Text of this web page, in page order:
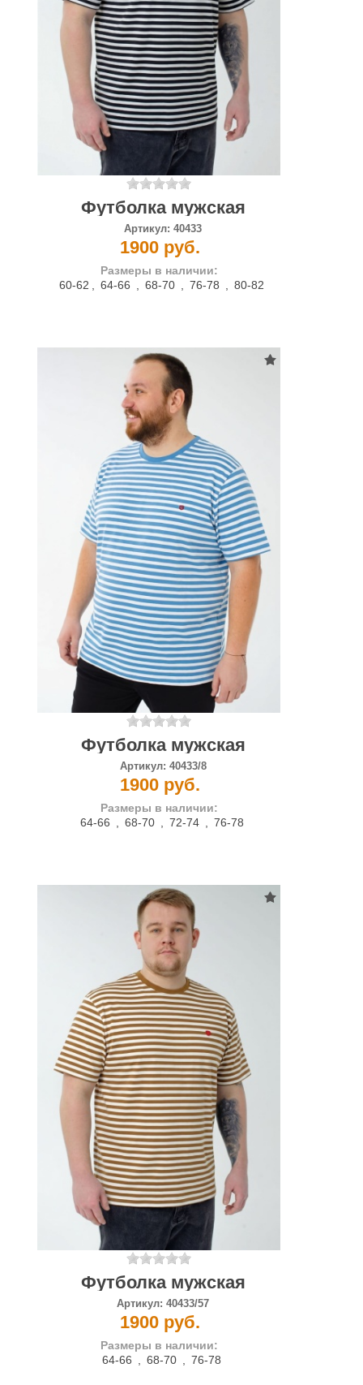
Футболка мужская
Артикул: 40433
1900 руб.
Размеры в наличии:
60-62 , 64-66 , 68-70 , 76-78 , 80-82
Футболка мужская
Артикул: 40433/8
1900 руб.
Размеры в наличии:
64-66 , 68-70 , 72-74 , 76-78
Футболка мужская
Артикул: 40433/57
1900 руб.
Размеры в наличии:
64-66 , 68-70 , 76-78